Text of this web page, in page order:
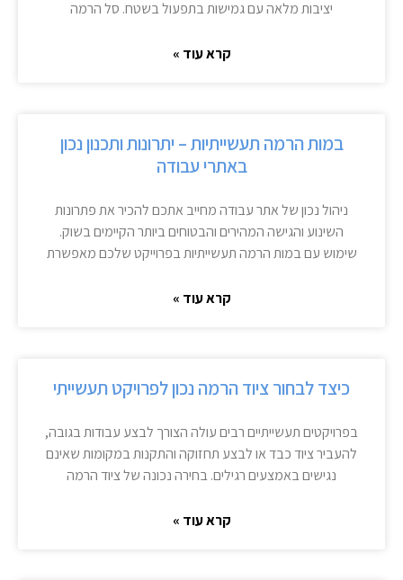
יציבות מלאה עם גמישות בתפעול בשטח. סל הרמה
קרא עוד »
במות הרמה תעשייתיות – יתרונות ותכנון נכון
באתרי עבודה
ניהול נכון של אתר עבודה מחייב אתכם להכיר את פתרונות
השינוע והגישה המהירים והבטוחים ביותר הקיימים בשוק.
שימוש עם במות הרמה תעשייתיות בפרוייקט שלכם מאפשרת
קרא עוד »
כיצד לבחור ציוד הרמה נכון לפרויקט תעשייתי
בפרויקטים תעשייתיים רבים עולה הצורך לבצע עבודות בגובה,
להעביר ציוד כבד או לבצע תחזוקה והתקנות במקומות שאינם
נגישים באמצעים רגילים. בחירה נכונה של ציוד הרמה
קרא עוד »